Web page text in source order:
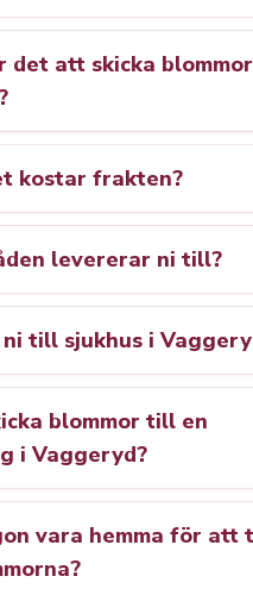
det att skicka
kostar frakten?
levererar ni till?
till sjukhus i
blommor till en
i Vaggeryd?
vara hemma för att